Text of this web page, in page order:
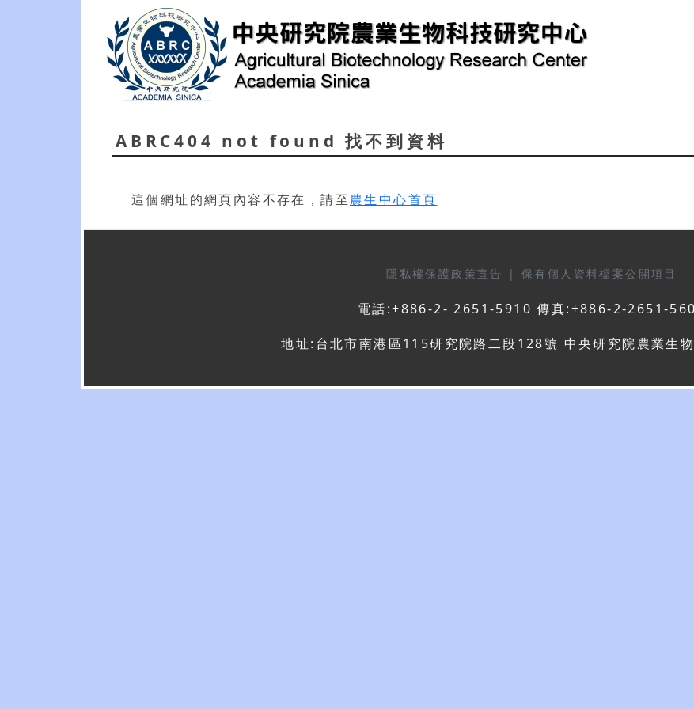
ABRC404 not found 找不到資料
這個網址的網頁內容不存在，請至農生中心首頁
隱私權保護政策宣告 | 保有個人資料檔案公開項目
電話:+886-2- 2651-5910 傳真:+886-2-2651-
地址:台北市南港區115研究院路二段128號 中央研究院農業生